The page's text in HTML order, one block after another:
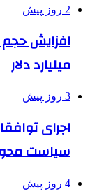
2 روز پیش
میلیارد دلار
3 روز پیش
اجرای
سیاست
4 روز پیش